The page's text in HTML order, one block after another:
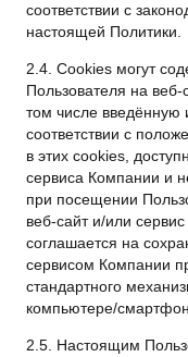
соответствии с
настоящей Политики.
2.4. Сookies могут
Пользователя на
том числе
соответствии с
в этих cookies,
сервиса Компании и
при посещении
веб-сайт и/или
соглашается на
сервисом Компании
стандартного
компьютере/
2.5. Настоящим